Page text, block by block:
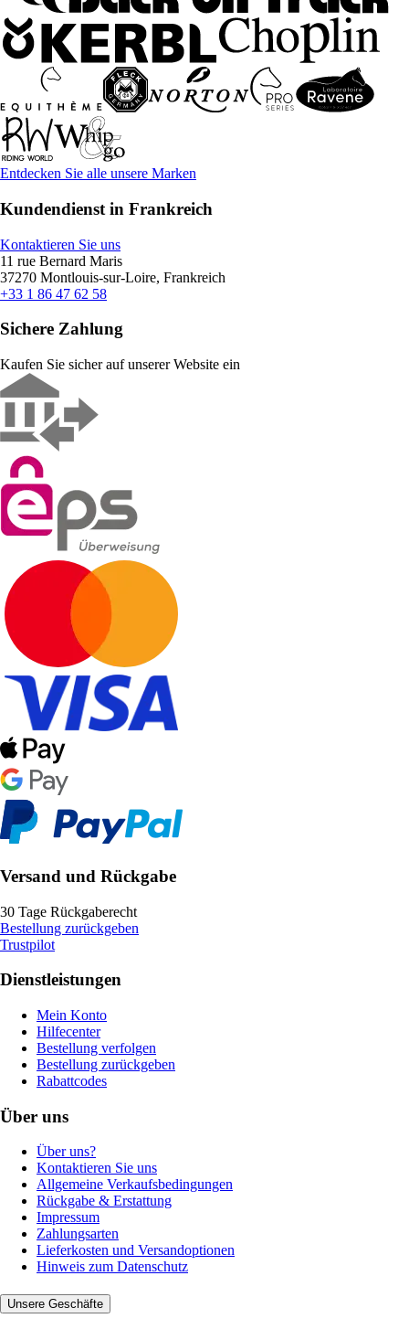
Entdecken Sie alle unsere Marken
Kundendienst in Frankreich
Kontaktieren Sie uns
11 rue Bernard Maris
37270 Montlouis-sur-Loire, Frankreich
+33 1 86 47 62 58
Sichere Zahlung
Kaufen Sie sicher auf unserer Website ein
Versand und Rückgabe
30 Tage Rückgaberecht
Bestellung zurückgeben
Trustpilot
Dienstleistungen
Mein Konto
Hilfecenter
Bestellung verfolgen
Bestellung zurückgeben
Rabattcodes
Über uns
Über uns?
Kontaktieren Sie uns
Allgemeine Verkaufsbedingungen
Rückgabe & Erstattung
Impressum
Zahlungsarten
Lieferkosten und Versandoptionen
Hinweis zum Datenschutz
Unsere Geschäfte